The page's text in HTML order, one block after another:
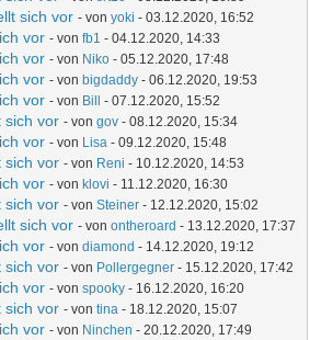
sich vor - vonyoki - 03.12.2020, 16:52
vor - vonfb1 - 04.12.2020, 14:33
vor - von Niko - 05.12.2020, 17:48
vor - von bigdaddy - 06.12.2020, 19:53
vor - von Bill - 07.12.2020, 15:52
sich vor - vongov - 08.12.2020, 15:34
vor - von Lisa - 09.12.2020, 15:48
sich vor - von Reni - 10.12.2020, 14:53
vor - von klovi - 11.12.2020, 16:30
sich vor - vonSteiner - 12.12.2020, 15:02
sich vor - vonontheroard - 13.12.2020, 17:37
vor - vondiamond - 14.12.2020, 19:12
sich vor - von Pollergegner - 15.12.2020, 17:42
vor - vonspooky - 16.12.2020, 16:20
sich vor - vontina - 18.12.2020, 15:07
vor - von Ninchen - 20.12.2020, 17:49